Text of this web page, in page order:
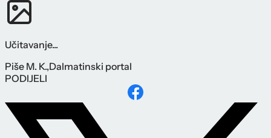
Učitavanje...
Piše M. K.,Dalmatinski portal
PODIJELI